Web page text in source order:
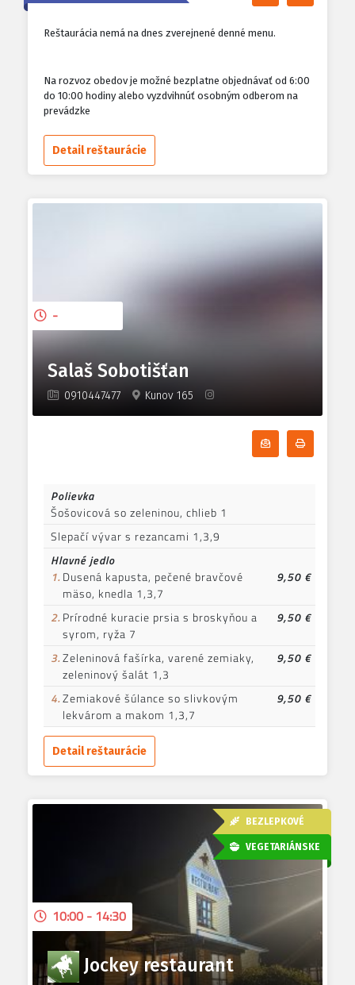
Reštaurácia nemá na dnes zverejnené denné menu.
Na rozvoz obedov je možné bezplatne objednávať od 6:00
do 10:00 hodiny alebo vyzdvihnúť osobným odberom na
prevádzke
Detail reštaurácie
Salaš Sobotišťan
0910447477 Kunov 165
Odoberať
-
Polievka
Šošovicová so zeleninou, chlieb 1
Slepačí vývar s rezancami 1,3,9
Hlavné jedlo
1. Dusená kapusta, pečené bravčové
mäso, knedla 1,3,7
9,50 €
2. Prírodné kuracie prsia s broskyňou a
syrom, ryža 7
9,50 €
3.Zeleninová fašírka, varené zemiaky,
zeleninový šalát 1,3
9,50 €
4.Zemiakové šúlance so slivkovým
lekvárom a makom 1,3,7
9,50 €
Detail reštaurácie
BEZLEPKOVÉ
VEGETARIÁNSKE
Jockey restaurant
10:00 - 14:30